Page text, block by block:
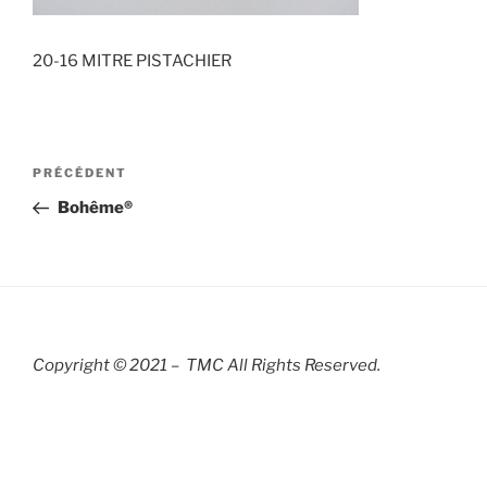
20-16 MITRE PISTACHIER
Navigation
l’article
Article
précédent
PRÉCÉDENT
Bohême®
Copyright © 2021 – TMC All Rights Reserved.